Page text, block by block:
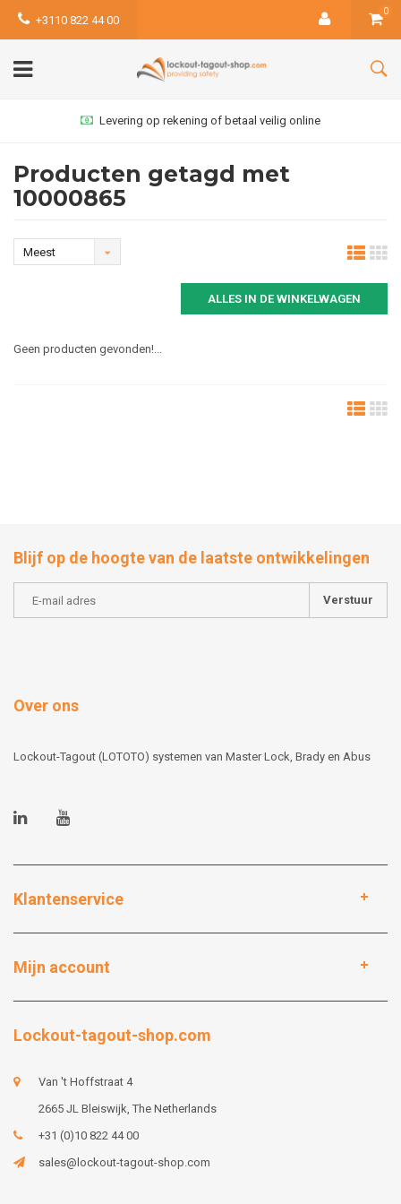
+3110 822 44 00
0
Levering op rekening of betaal veilig online
Producten getagd met
10000865
Meest
ALLES IN DE WINKELWAGEN
Geen producten gevonden!...
Blijf op de hoogte van de laatste ontwikkelingen
Verstuur
Over ons
Lockout-Tagout (LOTOTO) systemen van Master Lock, Brady en Abus
Klantenservice
Mijn account
Lockout-tagout-shop.com
Van 't Hoffstraat 4
2665 JL Bleiswijk, The Netherlands
+31 (0)10 822 44 00
sales@lockout-tagout-shop.com